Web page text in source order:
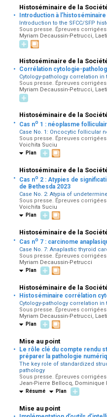
Histoséminaire de la
· Introduction à
Introduction to the SFCC/SFP
Sous presse. Épreuves
Myriam Decaussin-Petrucci,
Histoséminaire de la
· Corrélation cytologie-
Cytology-pathology correlation
Sous presse. Épreuves
Myriam Decaussin-Petrucci,
Histoséminaire de la
· Cas no 1 : néoplasme
Case No. 1: Oncocytic follicular
Sous presse. Épreuves
Voichita Suciu
Plan
Histoséminaire de la
· Cas no 2 : Atypies de
de Bethesda 2023
Case No. 2: Atypia of
Sous presse. Épreuves
Voichita Suciu
Plan
Histoséminaire de la
· Cas no 7 : carcinome
Case No. 7: Anaplastic thyroid
Sous presse. Épreuves
Myriam Decaussin-Petrucci
Plan
Histoséminaire de la
· Histoséminaire corrélation
Cytology-pathology correlation in
Sous presse. Épreuves
Myriam Decaussin-Petrucci,
Plan
Mise au point
·
Le rôle clé du compte rendu
préparer la pathologie
The key role of standardized
pathology
Sous presse. Épreuves
Jean-Pierre Bellocq, Dominique
Résumé Plan
Mise au point